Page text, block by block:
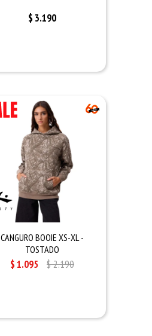
$ 3.190
CANGURO BOOIE XS-XL -
TOSTADO
$1.095 $2.190